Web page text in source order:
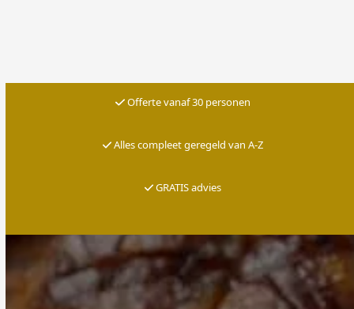
Offerte vanaf 30 personen
Alles compleet geregeld van A-Z
GRATIS advies